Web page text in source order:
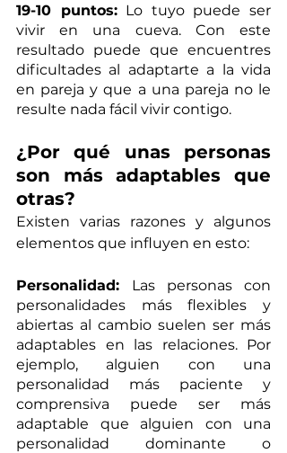
19-10 puntos: Lo tuyo puede ser
vivir en una cueva. Con este
resultado puede que encuentres
dificultades al adaptarte a la vida
en pareja y que a una pareja no le
resulte nada fácil vivir contigo.
¿Por qué unas personas
son más adaptables que
otras?
Existen varias razones y algunos
elementos que influyen en esto:
Personalidad: Las personas con
personalidades más flexibles y
abiertas al cambio suelen ser más
adaptables en las relaciones. Por
ejemplo, alguien con una
personalidad más paciente y
comprensiva puede ser más
adaptable que alguien con una
personalidad dominante o